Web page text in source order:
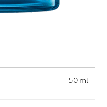
Volume
50 ml